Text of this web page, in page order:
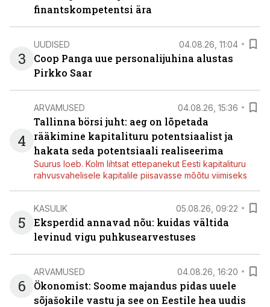
finantskompetentsi ära
3
UUDISED 04.08.26, 11:04
Coop Panga uue personalijuhina alustas
Pirkko Saar
4
ARVAMUSED 04.08.26, 15:36
Tallinna börsi juht: aeg on lõpetada
rääkimine kapitalituru potentsiaalist ja
hakata seda potentsiaali realiseerima
Suurus loeb. Kolm lihtsat ettepanekut Eesti kapitalituru
rahvusvahelisele kapitalile piisavasse mõõtu viimiseks
5
KASULIK 05.08.26, 09:22
Eksperdid annavad nõu: kuidas vältida
levinud vigu puhkusearvestuses
6
ARVAMUSED 04.08.26, 16:20
Ökonomist: Soome majandus pidas uuele
sõjašokile vastu ja see on Eestile hea uudis